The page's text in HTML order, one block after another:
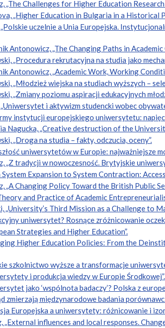
Challenges for Higher Education Research
„Higher Education in Bulgaria in a Historical
uczelnie a Unia Europejska.
Antonowicz, „The Changing Paths in
„Procedura rekrutacyjna na studia jako
Antonowicz, „Academic Work, Working
„Młodzież wiejska na studiach wyższych –
„Zmiany poziomu aspiracji edukacyjnych
i aktywizm studencki wobec
instytucji europejskiego uniwersytetu:
Nagucka, „Creative destruction of the
„Droga na studia – fakty, odczucia, oceny”.
uniwersytetów w Europie: najważniejsze
„Z tradycji w nowoczesność. Brytyjskie
Expansion to System Contraction:
„A Changing Policy Toward the British Public
and Practice of Academic
„University’s Third Mission as a Challenge to
uniwersytet? Rosnące zróżnicowanie
Strategies and Higher Education”.
Higher Education Policies: From the
szkolnictwo wyższe a transformacje
i produkcja wiedzy w Europie Środkowej”.
jako ‘wspólnota badaczy’? Polska z
zmierzają międzynarodowe badania
Europejska a uniwersytety: różnicowanie i
influences and local responses.